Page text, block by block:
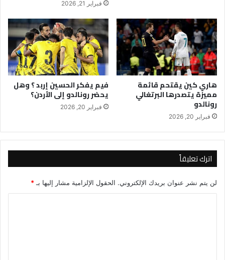
فبراير 21, 2026
هاري كين يقتحم قائمة
مميزة يتصدرها البرتغالي
رونالدو
فبراير 20, 2026
فيم يفكر الحسين إربد ؟ وهل
يحضر رونالدو إلى الأردن؟
فبراير 20, 2026
اترك تعليقاً
لن يتم نشر عنوان بريدك الإلكتروني. الحقول الإلزامية مشار إليها بـ *